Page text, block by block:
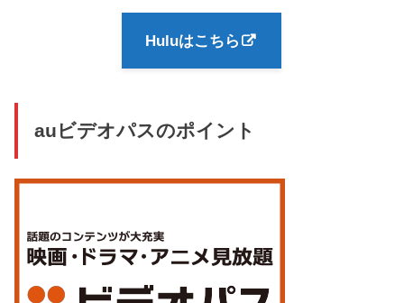
Huluはこちら
auビデオパスのポイント